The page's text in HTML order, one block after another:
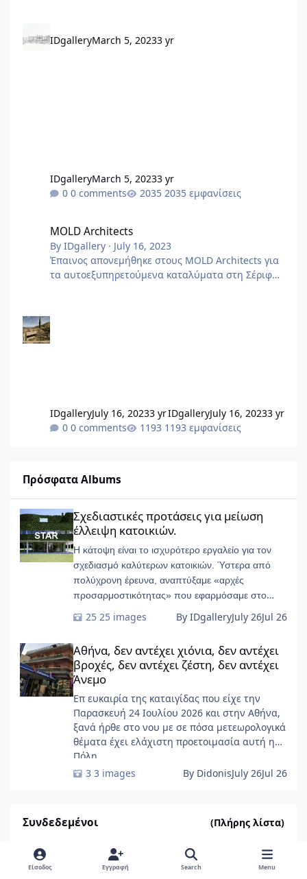
IDgalleryMarch 5, 20233 yr
IDgalleryMarch 5, 20233 yr
0 comments
2035 εμφανίσεις
MOLD Architects
ByIDgallery · July 16, 2023
Έπαινος απονεμήθηκε στους MOLD Architects για
τα αυτοεξυπηρετούμενα καταλύματα στη Σέριφο,
IDgalleryJuly 16, 20233 yrIDgalleryJuly 16, 20233 yr
0 comments
1193 εμφανίσεις
Πρόσφατα Albums
Σχεδιαστικές προτάσεις για μείωση έλλειψη κατοικιών.
Σχεδιαστικές προτάσεις για μείωση
έλλειψη κατοικιών.
Η κάτοψη είναι το ισχυρότερο εργαλείο για τον
σχεδιασμό καλύτερων κατοικιών. Ύστερα από
πολύχρονη έρευνα, αναπτύξαμε «αρχές
προσαρμοστικότητας» που εφαρμόσαμε στο
25 images By IDgalleryJuly 26Jul 26
Αθήνα, δεν αντέχει χιόνια, δεν αντέχει βροχές, δεν αντέχει
Αθήνα, δεν αντέχει χιόνια, δεν αντέχει
βροχές, δεν αντέχει ζέστη, δεν αντέχει
Άνεμο
Επ ευκαιρία της καταιγίδας που είχε την
Παρασκευή 24 Ιουλίου 2026 και στην Αθήνα,
ξανά ήρθε στο νου με σε πόσα μετεωρολογικά
θέματα έχει ελάχιστη προετοιμασία αυτή η
Πόλη ......
3 images
By DidonisJuly 26Jul 26
Συνδεδεμένοι (Πλήρης λίστα)
IDforum
Είσοδος Εγγραφή Search Menu